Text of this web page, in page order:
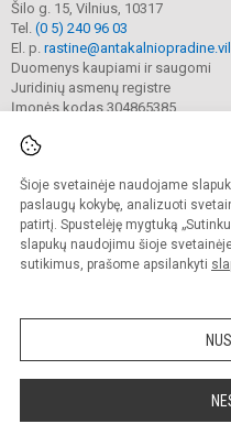
Šioje svetainėje naudojame
paslaugų kokybę, analizuoti
patirtį. Spustelėję mygtuką
slapukų naudojimu šioje
sutikimus, prašome apsilankyti
Šilo g. 15, Vilnius, 10317
Tel. (0 5) 240 96 03
El. p.
Duomenys kaupiami ir saugomi
Juridinių asmenų registre
Įmonės kodas 304865385
© 2023. Vilniaus Antakalnio
Kopijuoti turinį be raštiško
Prieinamumo
Sumanus būdas atnaujinti